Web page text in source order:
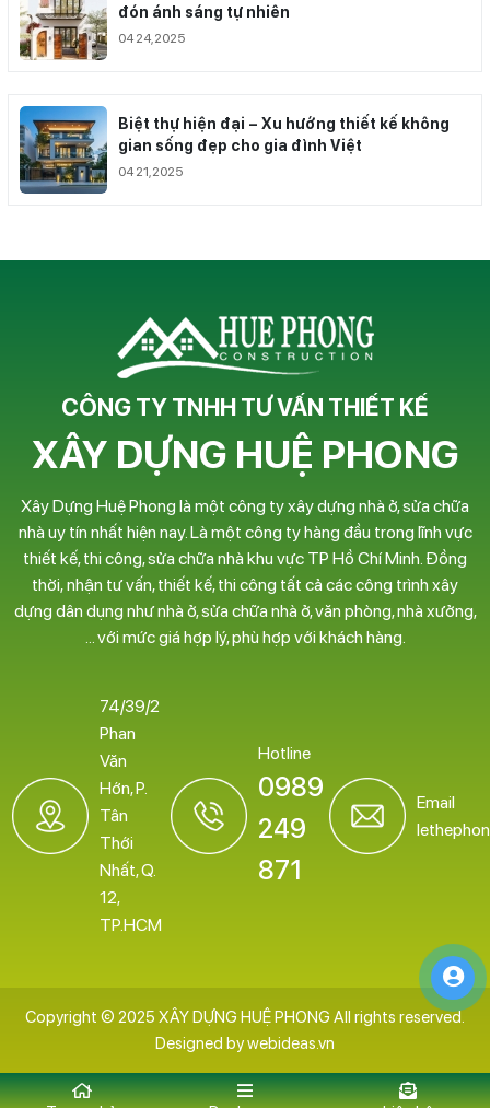
đón ánh sáng tự nhiên
04 24,2025
Biệt thự hiện đại – Xu hướng thiết kế không
gian sống đẹp cho gia đình Việt
04 21,2025
CÔNG TY TNHH TƯ VẤN THIẾT KẾ
XÂY DỰNG HUỆ PHONG
Xây Dựng Huệ Phong là một công ty xây dựng nhà ở, sửa chữa
nhà uy tín nhất hiện nay. Là một công ty hàng đầu trong lĩnh vực
thiết kế, thi công, sửa chữa nhà khu vực TP Hồ Chí Minh. Đồng
thời, nhận tư vấn, thiết kế, thi công tất cả các công trình xây
dựng dân dụng như nhà ở, sửa chữa nhà ở, văn phòng, nhà xưởng,
… với mức giá hợp lý, phù hợp với khách hàng.
74/39/2
Phan
Văn
Hớn, P.
Tân
Thới
Nhất, Q.
12,
TP.HCM
Hotline
0989
249
871
Email
Copyright © 2025 XÂY DỰNG HUỆ PHONG All rights reserved.
Designed bywebideas.vn